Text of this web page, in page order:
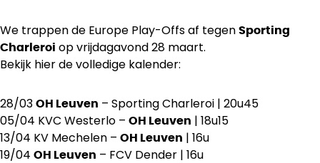
We trappen de Europe Play-Offs af tegen Sporting
Charleroi op vrijdagavond 28 maart.
Bekijk hier de volledige kalender:
28/03 OH Leuven – Sporting Charleroi | 20u45
05/04 KVC Westerlo – OH Leuven | 18u15
13/04 KV Mechelen – OH Leuven | 16u
19/04 OH Leuven – FCV Dender | 16u